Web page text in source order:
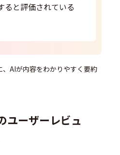
ると評価されている
AIが内容をわかりやすく要約
ーザーレビュ